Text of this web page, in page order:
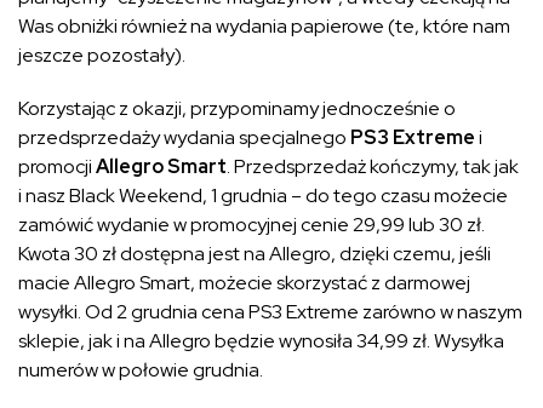
Was obniżki również na wydania papierowe (te, które nam
jeszcze pozostały).
Korzystając z okazji, przypominamy jednocześnie o
przedsprzedaży wydania specjalnego PS3 Extremei
promocjiAllegro Smart. Przedsprzedaż kończymy, tak jak
i nasz Black Weekend, 1 grudnia – do tego czasu możecie
zamówić wydanie w promocyjnej cenie 29,99 lub 30 zł.
Kwota 30 zł dostępna jest na Allegro, dzięki czemu, jeśli
macie Allegro Smart, możecie skorzystać z darmowej
wysyłki. Od 2 grudnia cena PS3 Extreme zarówno w naszym
sklepie, jak i na Allegro będzie wynosiła 34,99 zł. Wysyłka
numerów w połowie grudnia.